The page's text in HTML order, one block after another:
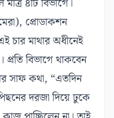
প্রোডাকশন
চার মাথার অধীনেই
প্রতি বিভাগে থাকবেন
সাফ কথা, “এতদিন
দরজা দিয়ে ঢুকে